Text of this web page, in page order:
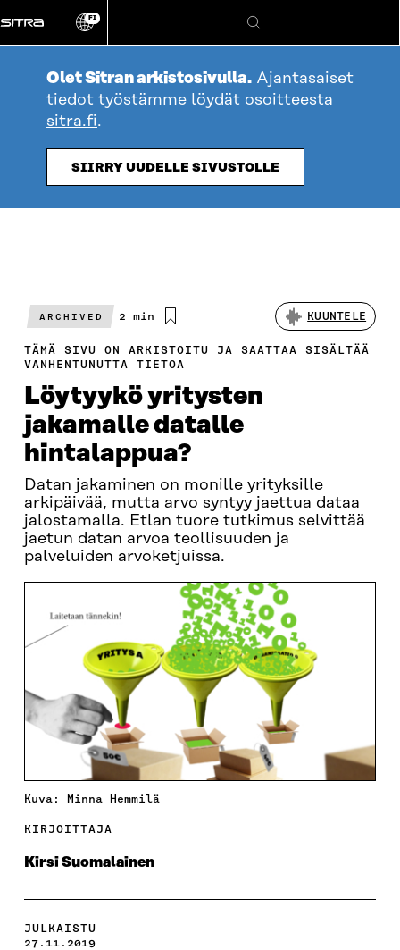
suoraan
sisältöön
Vaihda
kieli
FI
Hae
Olet Sitran arkistosivulla. Ajantasaiset
tiedot työstämme löydät osoitteesta
sitra.fi.
SIIRRY UUDELLE SIVUSTOLLE
ARCHIVED
Arvioitu
2 min KUUNTELE
TÄMÄ SIVU ON ARKISTOITU JA SAATTAA SISÄLTÄÄ
VANHENTUNUTTA TIETOA
Löytyykö yritysten
jakamalle datalle
hintalappua?
Datan jakaminen on monille yrityksille
arkipäivää, mutta arvo syntyy jaettua dataa
jalostamalla. Etlan tuore tutkimus selvittää
jaetun datan arvoa teollisuuden ja
palveluiden arvoketjuissa.
Kuva: Minna Hemmilä
KIRJOITTAJA
Kirsi Suomalainen
JULKAISTU
27.11.2019